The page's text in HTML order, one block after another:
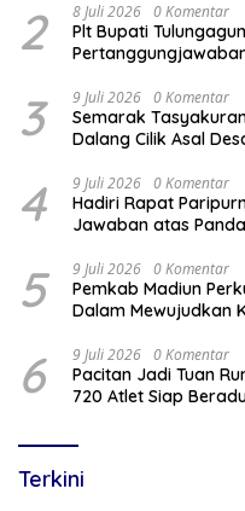
2 8 Juli 2026 0 Komentar
Plt Bupati
3 9 Juli 2026 0 Komentar
Semarak
Dalang Cilik Asal
4 9 Juli 2026 0 Komentar
Hadiri Rapat
Jawaban atas
5 9 Juli 2026 0 Komentar
Pemkab Madiun
Dalam Mewujudkan
6 9 Juli 2026 0 Komentar
Pacitan Jadi Tuan
720 Atlet Siap
Terkini